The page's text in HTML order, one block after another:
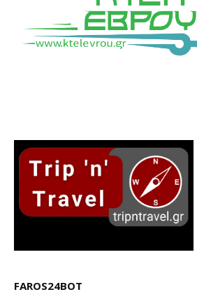
FAROS24BOT